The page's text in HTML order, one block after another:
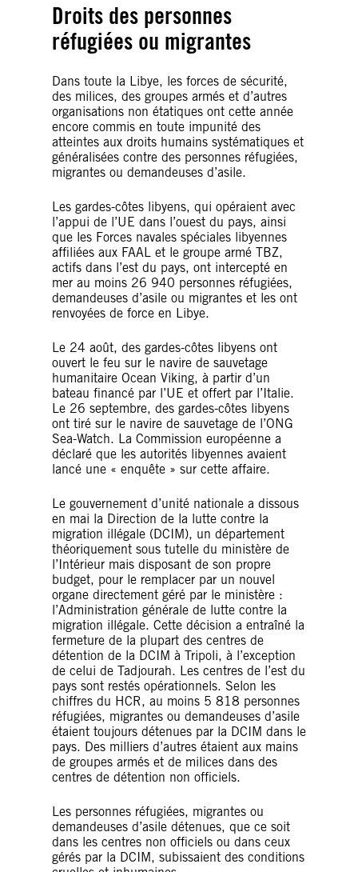
Droits des personnes
réfugiées ou migrantes
Dans toute la Libye, les forces de sécurité,
des milices, des groupes armés et d’autres
organisations non étatiques ont cette année
encore commis en toute impunité des
atteintes aux droits humains systématiques et
généralisées contre des personnes réfugiées,
migrantes ou demandeuses d’asile.
Les gardes-côtes libyens, qui opéraient avec
l’appui de l’UE dans l’ouest du pays, ainsi
que les Forces navales spéciales libyennes
affiliées aux FAAL et le groupe armé TBZ,
actifs dans l’est du pays, ont intercepté en
mer au moins 26 940 personnes réfugiées,
demandeuses d’asile ou migrantes et les ont
renvoyées de force en Libye.
Le 24 août, des gardes-côtes libyens ont
ouvert le feu sur le navire de sauvetage
humanitaire Ocean Viking, à partir d’un
bateau financé par l’UE et offert par l’Italie.
Le 26 septembre, des gardes-côtes libyens
ont tiré sur le navire de sauvetage de l’ONG
Sea-Watch. La Commission européenne a
déclaré que les autorités libyennes avaient
lancé une « enquête » sur cette affaire.
Le gouvernement d’unité nationale a dissous
en mai la Direction de la lutte contre la
migration illégale (DCIM), un département
théoriquement sous tutelle du ministère de
l’Intérieur mais disposant de son propre
budget, pour le remplacer par un nouvel
organe directement géré par le ministère :
l’Administration générale de lutte contre la
migration illégale. Cette décision a entraîné la
fermeture de la plupart des centres de
détention de la DCIM à Tripoli, à l’exception
de celui de Tadjourah. Les centres de l’est du
pays sont restés opérationnels. Selon les
chiffres du HCR, au moins 5 818 personnes
réfugiées, migrantes ou demandeuses d’asile
étaient toujours détenues par la DCIM dans le
pays. Des milliers d’autres étaient aux mains
de groupes armés et de milices dans des
centres de détention non officiels.
Les personnes réfugiées, migrantes ou
demandeuses d’asile détenues, que ce soit
dans les centres non officiels ou dans ceux
gérés par la DCIM, subissaient des conditions